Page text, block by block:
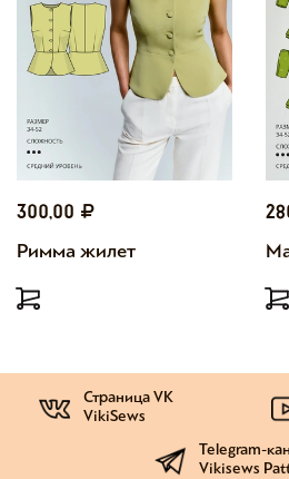
300,00
Римма жилет
Страница VK
VikiSews
Telegram-
Vikisews